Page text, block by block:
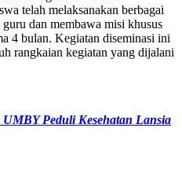
telah melaksanakan berbagai
dan membawa misi khusus
4 bulan. Kegiatan diseminasi ini
rangkaian kegiatan yang dijalani
Peduli Kesehatan Lansia